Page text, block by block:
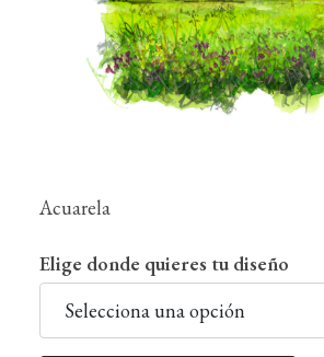
Acuarela
Elige donde quieres tu diseño